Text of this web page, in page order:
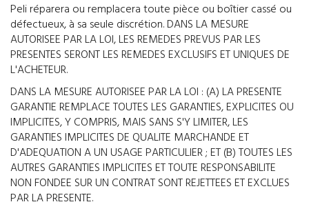
Peli réparera ou remplacera toute pièce ou boîtier cassé ou
défectueux, à sa seule discrétion. DANS LA MESURE
AUTORISEE PAR LA LOI, LES REMEDES PREVUS PAR LES
PRESENTES SERONT LES REMEDES EXCLUSIFS ET UNIQUES DE
L'ACHETEUR.
DANS LA MESURE AUTORISEE PAR LA LOI : (A) LA PRESENTE
GARANTIE REMPLACE TOUTES LES GARANTIES, EXPLICITES OU
IMPLICITES, Y COMPRIS, MAIS SANS S'Y LIMITER, LES
GARANTIES IMPLICITES DE QUALITE MARCHANDE ET
D'ADEQUATION A UN USAGE PARTICULIER ; ET (B) TOUTES LES
AUTRES GARANTIES IMPLICITES ET TOUTE RESPONSABILITE
NON FONDEE SUR UN CONTRAT SONT REJETTEES ET EXCLUES
PAR LA PRESENTE.